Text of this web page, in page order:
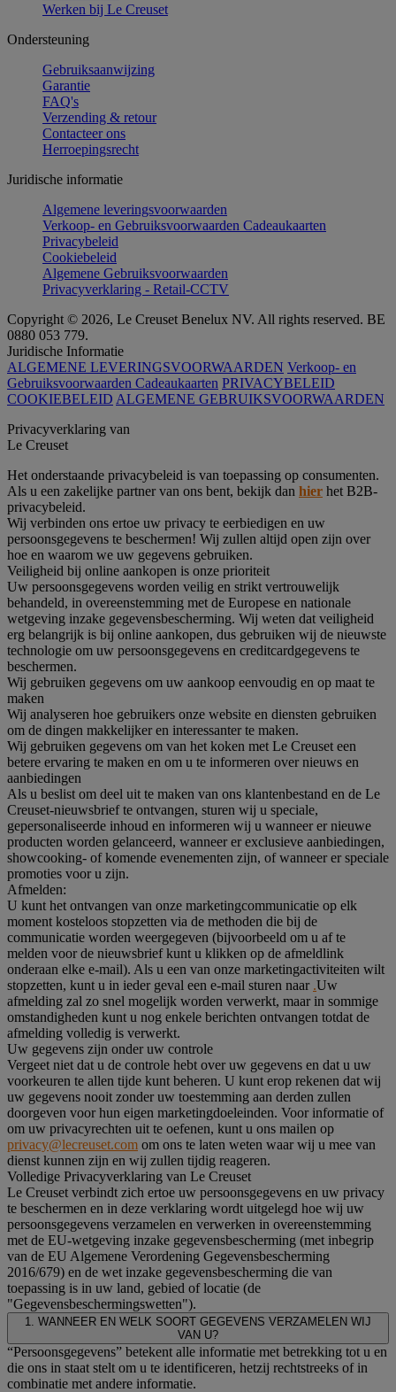
Werken bij Le Creuset
Ondersteuning
Gebruiksaanwijzing
Garantie
FAQ's
Verzending & retour
Contacteer ons
Herroepingsrecht
Juridische informatie
Algemene leveringsvoorwaarden
Verkoop- en Gebruiksvoorwaarden Cadeaukaarten
Privacybeleid
Cookiebeleid
Algemene Gebruiksvoorwaarden
Privacyverklaring - Retail-CCTV
Copyright © 2026, Le Creuset Benelux NV. All rights reserved. BE
0880 053 779.
Juridische Informatie
ALGEMENE LEVERINGSVOORWAARDEN Verkoop- en
Gebruiksvoorwaarden Cadeaukaarten PRIVACYBELEID
COOKIEBELEID ALGEMENE GEBRUIKSVOORWAARDEN
Privacyverklaring van
Le Creuset
Het onderstaande privacybeleid is van toepassing op consumenten.
Als u een zakelijke partner van ons bent, bekijk dan hier het B2B-
privacybeleid.
Wij verbinden ons ertoe uw privacy te eerbiedigen en uw
persoonsgegevens te beschermen! Wij zullen altijd open zijn over
hoe en waarom we uw gegevens gebruiken.
Veiligheid bij online aankopen is onze prioriteit
Uw persoonsgegevens worden veilig en strikt vertrouwelijk
behandeld, in overeenstemming met de Europese en nationale
wetgeving inzake gegevensbescherming. Wij weten dat veiligheid
erg belangrijk is bij online aankopen, dus gebruiken wij de nieuwste
technologie om uw persoonsgegevens en creditcardgegevens te
beschermen.
Wij gebruiken gegevens om uw aankoop eenvoudig en op maat te
maken
Wij analyseren hoe gebruikers onze website en diensten gebruiken
om de dingen makkelijker en interessanter te maken.
Wij gebruiken gegevens om van het koken met Le Creuset een
betere ervaring te maken en om u te informeren over nieuws en
aanbiedingen
Als u beslist om deel uit te maken van ons klantenbestand en de Le
Creuset-nieuwsbrief te ontvangen, sturen wij u speciale,
gepersonaliseerde inhoud en informeren wij u wanneer er nieuwe
producten worden gelanceerd, wanneer er exclusieve aanbiedingen,
showcooking- of komende evenementen zijn, of wanneer er speciale
promoties voor u zijn.
Afmelden:
U kunt het ontvangen van onze marketingcommunicatie op elk
moment kosteloos stopzetten via de methoden die bij de
communicatie worden weergegeven (bijvoorbeeld om u af te
melden voor de nieuwsbrief kunt u klikken op de afmeldlink
onderaan elke e-mail). Als u een van onze marketingactiviteiten wilt
stopzetten, kunt u in ieder geval een e-mail sturen naar .Uw
afmelding zal zo snel mogelijk worden verwerkt, maar in sommige
omstandigheden kunt u nog enkele berichten ontvangen totdat de
afmelding volledig is verwerkt.
Uw gegevens zijn onder uw controle
Vergeet niet dat u de controle hebt over uw gegevens en dat u uw
voorkeuren te allen tijde kunt beheren. U kunt erop rekenen dat wij
uw gegevens nooit zonder uw toestemming aan derden zullen
doorgeven voor hun eigen marketingdoeleinden. Voor informatie of
om uw privacyrechten uit te oefenen, kunt u ons mailen op
privacy@lecreuset.com om ons te laten weten waar wij u mee van
dienst kunnen zijn en wij zullen tijdig reageren.
Volledige Privacyverklaring van Le Creuset
Le Creuset verbindt zich ertoe uw persoonsgegevens en uw privacy
te beschermen en in deze verklaring wordt uitgelegd hoe wij uw
persoonsgegevens verzamelen en verwerken in overeenstemming
met de EU-wetgeving inzake gegevensbescherming (met inbegrip
van de EU Algemene Verordening Gegevensbescherming
2016/679) en de wet inzake gegevensbescherming die van
toepassing is in uw land, gebied of locatie (de
"Gegevensbeschermingswetten").
1. WANNEER EN WELK SOORT GEGEVENS VERZAMELEN WIJ
VAN U?
“Persoonsgegevens” betekent alle informatie met betrekking tot u en
die ons in staat stelt om u te identificeren, hetzij rechtstreeks of in
combinatie met andere informatie.